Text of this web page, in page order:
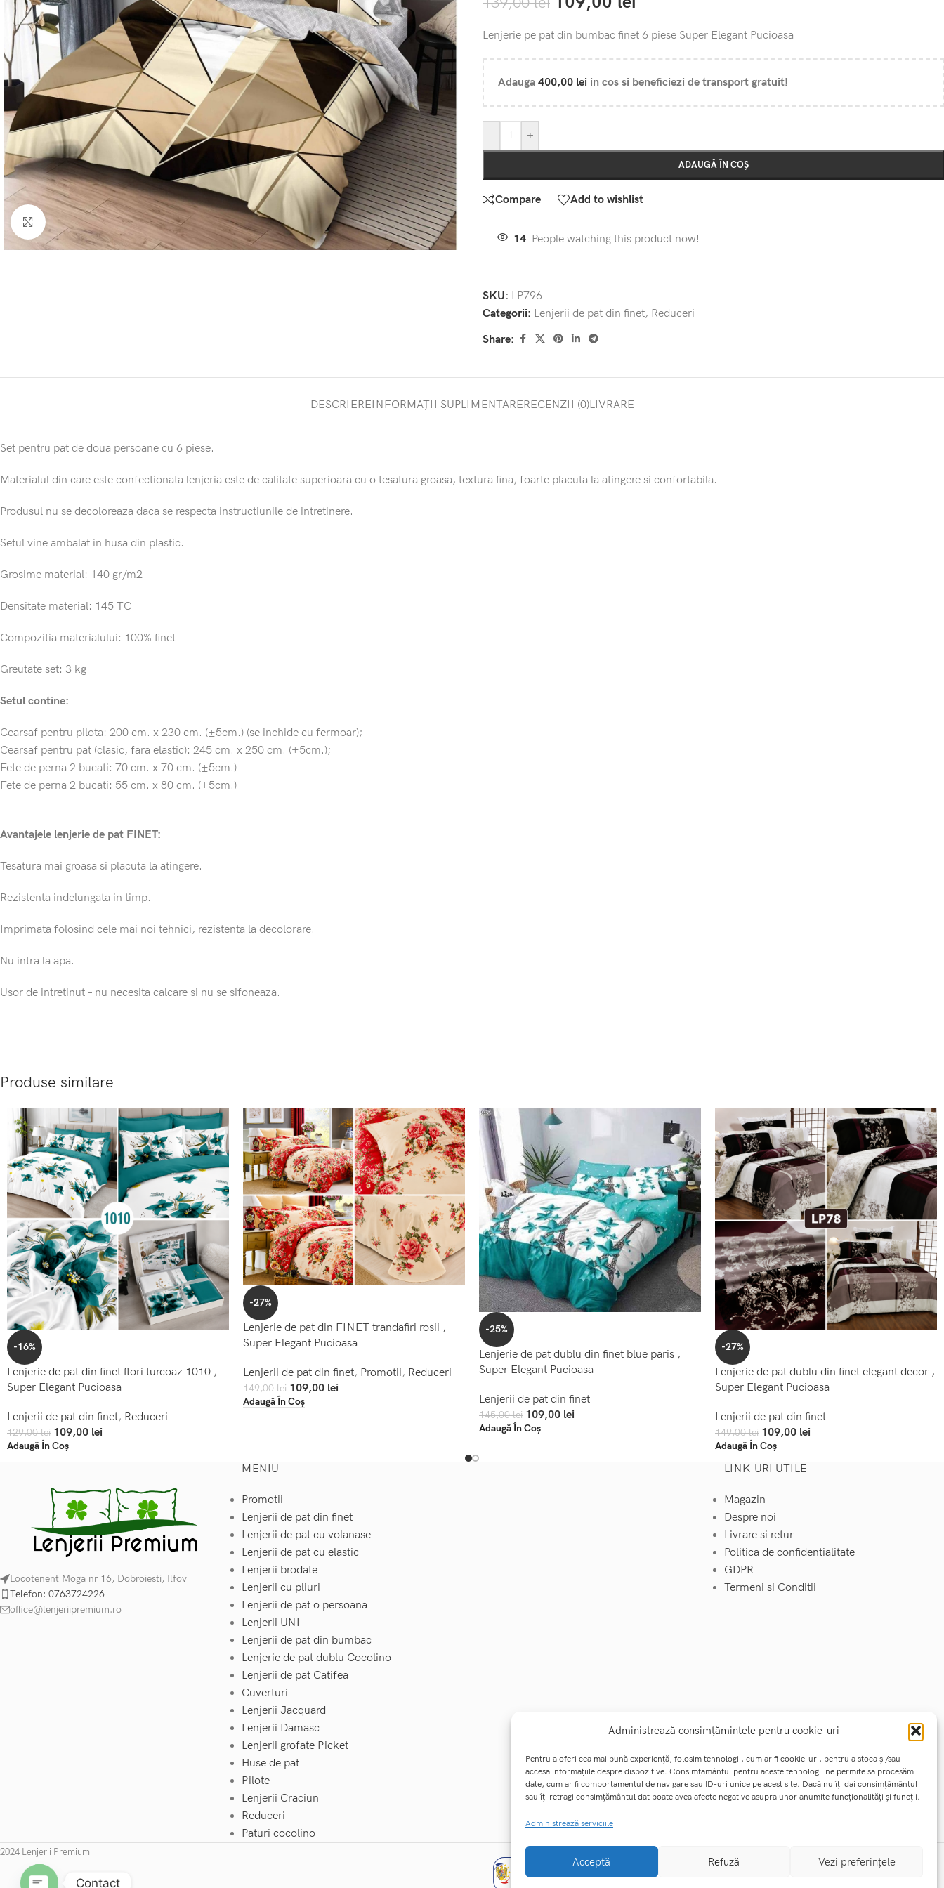
Administrează consimțămintele pentru cookie-uri
Pentru a oferi cea mai bună experiență, folosim tehnologii, cum ar fi cookie-uri, pentru a stoca și/sau
accesa informațiile despre dispozitive. Consimțământul pentru aceste tehnologii ne permite să procesăm
date, cum ar fi comportamentul de navigare sau ID-uri unice pe acest site. Dacă nu îți dai consimțământul
sau îți retragi consimțământul dat poate avea afecte negative asupra unor anumite funcționalități și funcții.
Administrează serviciile
Acceptă Refuză Vezi preferințele
Click to enlarge
Lenjerie pe pat din bumbac finet 6 piese Super Elegant Pucioasa
Adauga 400,00 lei in cos si beneficiezi de transport gratuit!
- +
ADAUGĂ ÎN COȘ
Compare Add to wishlist
14 People watching this product now!
SKU: LP796
Categorii: Lenjerii de pat din finet, Reduceri
Share:
DESCRIEREINFORMAȚII SUPLIMENTARERECENZII (0)LIVRARE
Set pentru pat de doua persoane cu 6 piese.
Materialul din care este confectionata lenjeria este de calitate superioara cu o tesatura groasa, textura fina, foarte placuta la atingere si confortabila.
Produsul nu se decoloreaza daca se respecta instructiunile de intretinere.
Setul vine ambalat in husa din plastic.
Grosime material: 140 gr/m2
Densitate material: 145 TC
Compozitia materialului: 100% finet
Greutate set: 3 kg
Setul contine:
Cearsaf pentru pilota: 200 cm. x 230 cm. (±5cm.) (se inchide cu fermoar);
Cearsaf pentru pat (clasic, fara elastic): 245 cm. x 250 cm. (±5cm.);
Fete de perna 2 bucati: 70 cm. x 70 cm. (±5cm.)
Fete de perna 2 bucati: 55 cm. x 80 cm. (±5cm.)
Avantajele lenjerie de pat FINET:
Tesatura mai groasa si placuta la atingere.
Rezistenta indelungata in timp.
Imprimata folosind cele mai noi tehnici, rezistenta la decolorare.
Nu intra la apa.
Usor de intretinut – nu necesita calcare si nu se sifoneaza.
Produse similare
-16%
Lenjerie de pat din finet flori turcoaz 1010 ,
Super Elegant Pucioasa
Lenjerii de pat din finet, Reduceri
129,00lei 109,00 lei
Adaugă În Coș
-27%
Lenjerie de pat din FINET trandafiri rosii ,
Super Elegant Pucioasa
Lenjerii de pat din finet, Promotii, Reduceri
149,00lei 109,00 lei
Adaugă În Coș
-25%
Lenjerie de pat dublu din finet blue paris ,
Super Elegant Pucioasa
Lenjerii de pat din finet
145,00lei 109,00 lei
Adaugă În Coș
-27%
Lenjerie de pat dublu din finet elegant decor ,
Super Elegant Pucioasa
Lenjerii de pat din finet
149,00lei 109,00 lei
Adaugă În Coș
Locotenent Moga nr 16, Dobroiesti, Ilfov
Telefon: 0763724226
office@lenjeriipremium.ro
MENIU
Promotii
Lenjerii de pat din finet
Lenjerii de pat cu volanase
Lenjerii de pat cu elastic
Lenjerii brodate
Lenjerii cu pliuri
Lenjerii de pat o persoana
Lenjerii UNI
Lenjerii de pat din bumbac
Lenjerie de pat dublu Cocolino
Lenjerii de pat Catifea
Cuverturi
Lenjerii Jacquard
Lenjerii Damasc
Lenjerii grofate Picket
Huse de pat
Pilote
Lenjerii Craciun
Reduceri
Paturi cocolino
LINK-URI UTILE
Magazin
Despre noi
Livrare si retur
Politica de confidentialitate
GDPR
Termeni si Conditii
2024 Lenjerii Premium
Contact